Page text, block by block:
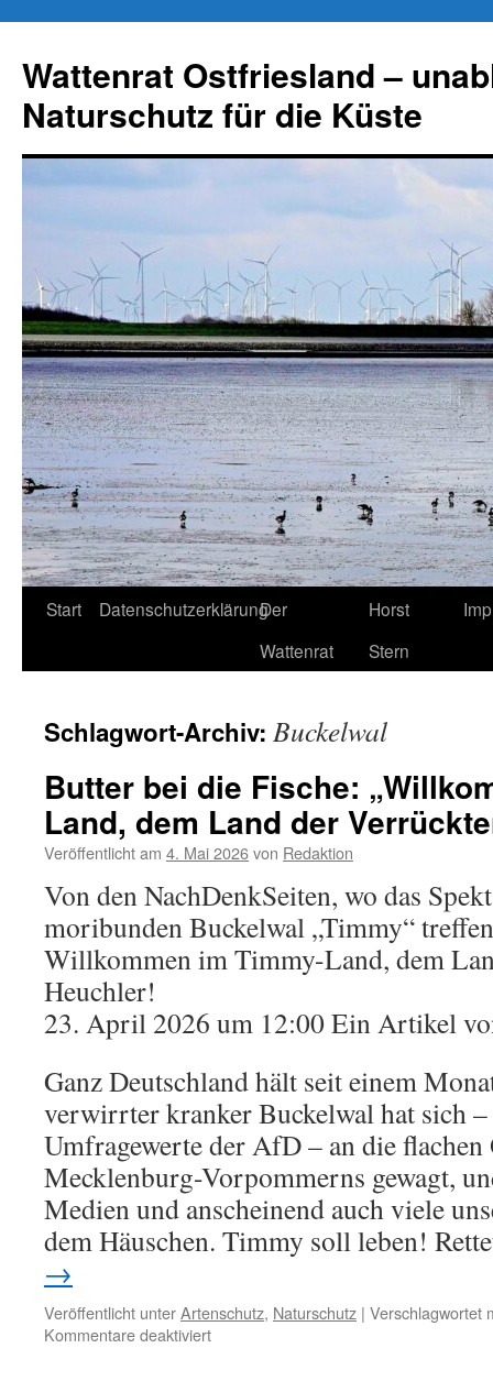
springen
Wattenrat Ostfriesland –
Naturschutz für die Küste
Start DatenschutzerklärungDer
Wattenrat
Horst
Stern
Schlagwort-Archiv: Buckelwal
Butter bei die Fische:
Land, dem Land der
Veröffentlicht am 4. Mai 2026von Redaktion
Von den NachDenkSeiten, wo das
moribunden Buckelwal „Timmy“
Willkommen im Timmy-Land, dem
Heuchler!
23. April 2026 um 12:00 Ein Artikel
Ganz Deutschland hält seit einem
verwirrter kranker Buckelwal hat sich
Umfragewerte der AfD – an die flachen
Mecklenburg-Vorpommerns gewagt,
Medien und anscheinend auch viele
dem Häuschen. Timmy soll leben!
→
Veröffentlicht unterArtenschutz, Naturschutz | Verschlagwortet
Kommentare deaktiviertfür